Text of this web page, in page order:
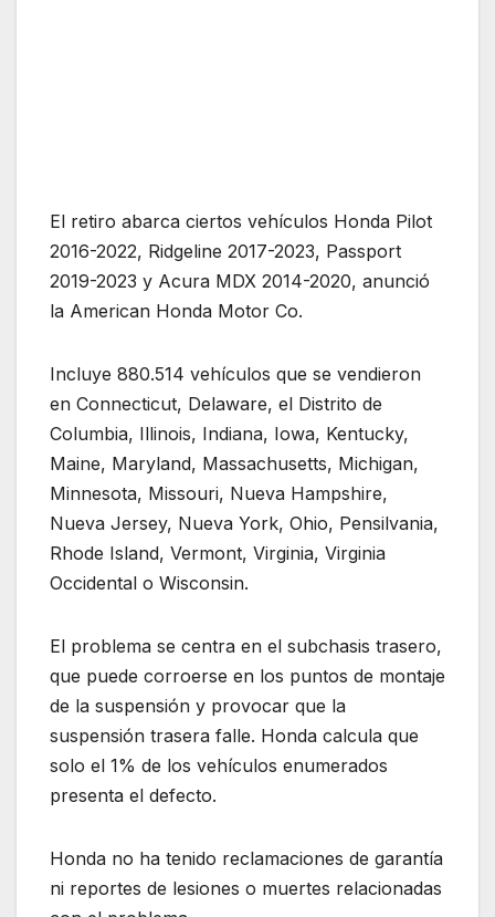
El retiro abarca ciertos vehículos Honda Pilot
2016-2022, Ridgeline 2017-2023, Passport
2019-2023 y Acura MDX 2014-2020, anunció
la American Honda Motor Co.
Incluye 880.514 vehículos que se vendieron
en Connecticut, Delaware, el Distrito de
Columbia, Illinois, Indiana, Iowa, Kentucky,
Maine, Maryland, Massachusetts, Michigan,
Minnesota, Missouri, Nueva Hampshire,
Nueva Jersey, Nueva York, Ohio, Pensilvania,
Rhode Island, Vermont, Virginia, Virginia
Occidental o Wisconsin.
El problema se centra en el subchasis trasero,
que puede corroerse en los puntos de montaje
de la suspensión y provocar que la
suspensión trasera falle. Honda calcula que
solo el 1% de los vehículos enumerados
presenta el defecto.
Honda no ha tenido reclamaciones de garantía
ni reportes de lesiones o muertes relacionadas